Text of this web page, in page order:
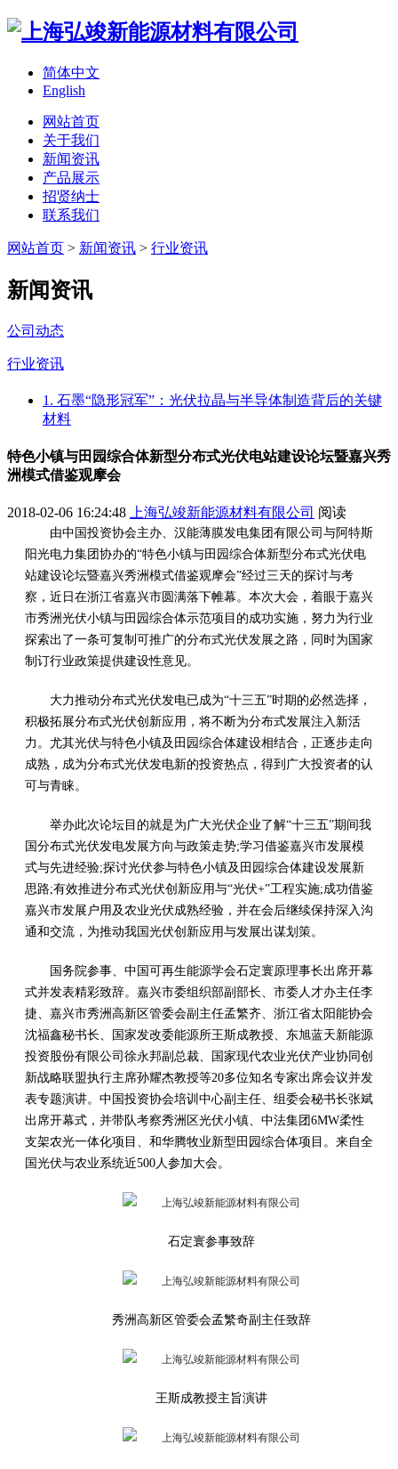
简体中文
English
网站首页
关于我们
新闻资讯
产品展示
招贤纳士
联系我们
网站首页 > 新闻资讯 > 行业资讯
新闻资讯
公司动态
行业资讯
1. 石墨“隐形冠军”：光伏拉晶与半导体制造背后的关键
材料
特色小镇与田园综合体新型分布式光伏电站建设论坛暨嘉兴秀
洲模式借鉴观摩会
2018-02-06 16:24:48 上海弘竣新能源材料有限公司 阅读
由中国投资协会主办、汉能薄膜发电集团有限公司与阿特斯
阳光电力集团协办的“特色小镇与田园综合体新型分布式光伏电
站建设论坛暨嘉兴秀洲模式借鉴观摩会”经过三天的探讨与考
察，近日在浙江省嘉兴市圆满落下帷幕。本次大会，着眼于嘉兴
市秀洲光伏小镇与田园综合体示范项目的成功实施，努力为行业
探索出了一条可复制可推广的分布式光伏发展之路，同时为国家
制订行业政策提供建设性意见。
大力推动分布式光伏发电已成为“十三五”时期的必然选择，
积极拓展分布式光伏创新应用，将不断为分布式发展注入新活
力。尤其光伏与特色小镇及田园综合体建设相结合，正逐步走向
成熟，成为分布式光伏发电新的投资热点，得到广大投资者的认
可与青睐。
举办此次论坛目的就是为广大光伏企业了解“十三五”期间我
国分布式光伏发电发展方向与政策走势;学习借鉴嘉兴市发展模
式与先进经验;探讨光伏参与特色小镇及田园综合体建设发展新
思路;有效推进分布式光伏创新应用与“光伏+”工程实施;成功借鉴
嘉兴市发展户用及农业光伏成熟经验，并在会后继续保持深入沟
通和交流，为推动我国光伏创新应用与发展出谋划策。
国务院参事、中国可再生能源学会石定寰原理事长出席开幕
式并发表精彩致辞。嘉兴市委组织部副部长、市委人才办主任李
捷、嘉兴市秀洲高新区管委会副主任孟繁齐、浙江省太阳能协会
沈福鑫秘书长、国家发改委能源所王斯成教授、东旭蓝天新能源
投资股份有限公司徐永邦副总裁、国家现代农业光伏产业协同创
新战略联盟执行主席孙耀杰教授等20多位知名专家出席会议并发
表专题演讲。中国投资协会培训中心副主任、组委会秘书长张斌
出席开幕式，并带队考察秀洲区光伏小镇、中法集团6MW柔性
支架农光一体化项目、和华腾牧业新型田园综合体项目。来自全
国光伏与农业系统近500人参加大会。
石定寰参事致辞
秀洲高新区管委会孟繁奇副主任致辞
王斯成教授主旨演讲